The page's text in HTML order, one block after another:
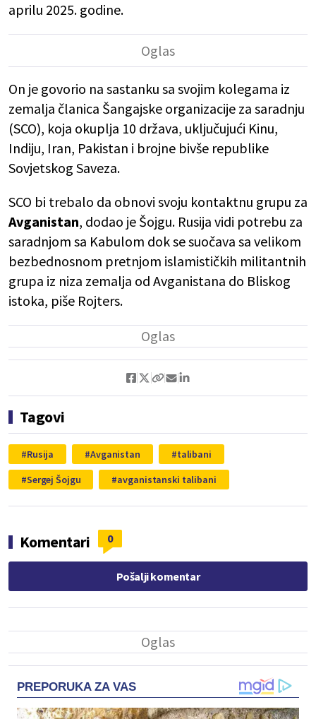
aprilu 2025. godine.
On je govorio na sastanku sa svojim kolegama iz
zemalja članica Šangajske organizacije za saradnju
(SCO), koja okuplja 10 država, uključujući Kinu,
Indiju, Iran, Pakistan i brojne bivše republike
Sovjetskog Saveza.
SCO bi trebalo da obnovi svoju kontaktnu grupu za
Avganistan, dodao je Šojgu. Rusija vidi potrebu za
saradnjom sa Kabulom dok se suočava sa velikom
bezbednosnom pretnjom islamističkih militantnih
grupa iz niza zemalja od Avganistana do Bliskog
istoka, piše Rojters.
Tagovi
Rusija Avganistan
talibani
Sergej Šojgu
avganistanski talibani
Komentari 0
Pošalji komentar
PREPORUKA ZA VAS